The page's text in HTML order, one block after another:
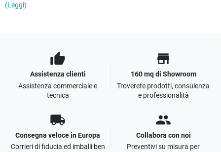
(Leggi)
thumb_up
Assistenza clienti
Assistenza commerciale e
tecnica
store
160 mq di Showroom
Troverete prodotti, consulenza
e professionalità
local_shipping
Consegna veloce in Europa
Corrieri di fiducia ed imballi ben
people
Collabora con noi
Preventivi su misura per